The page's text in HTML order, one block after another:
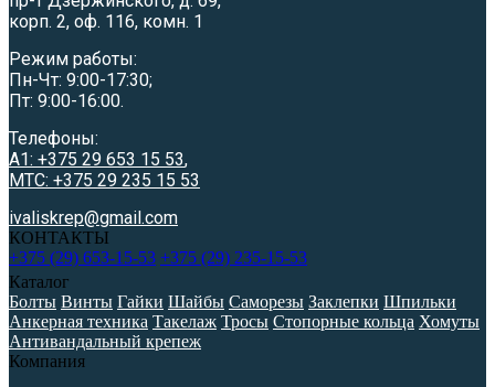
корп. 2, оф. 116, комн. 1
Режим работы:
Пн-Чт: 9:00-17:30;
Пт: 9:00-16:00.
Телефоны:
A1: +375 29 653 15 53,
МТС: +375 29 235 15 53
ivaliskrep@gmail.com
КОНТАКТЫ
+375 (29) 653-15-53 +375 (29) 235-15-53
Каталог
Болты Винты Гайки Шайбы Саморезы Заклепки Шпильки
Анкерная техника Такелаж Тросы Стопорные кольца Хомуты
Антивандальный крепеж
Компания